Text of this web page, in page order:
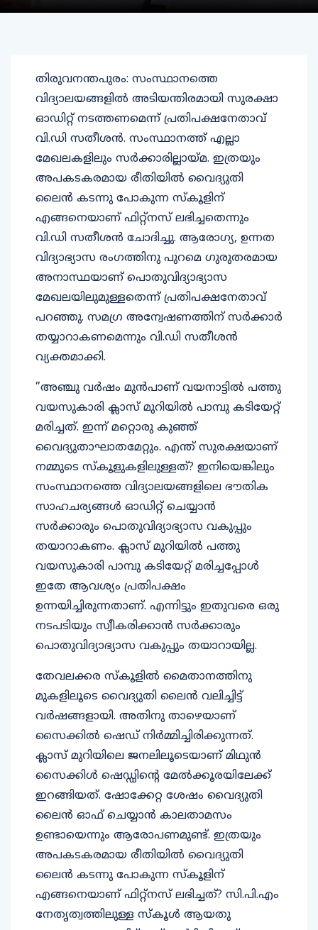
തിരുവനന്തപുരം: സംസ്ഥാനത്തെ
വിദ്യാലയങ്ങളില്‍ അടിയന്തിരമായി സുരക്ഷാ
ഓഡിറ്റ് നടത്തണമെന്ന് പ്രതിപക്ഷനേതാവ്
വി.ഡി സതീശന്‍. സംസ്ഥാനത്ത് എല്ലാ
മേഖലകളിലും സര്‍ക്കാരില്ലായ്മ. ഇത്രയും
അപകടകരമായ രീതിയില്‍ വൈദ്യുതി
ലൈന്‍ കടന്നു പോകുന്ന സ്‌കൂളിന്
എങ്ങനെയാണ് ഫിറ്റ്‌നസ് ലഭിച്ചതെന്നും
വി.ഡി സതീശന്‍ ചോദിച്ചു. ആരോഗ്യ, ഉന്നത
വിദ്യാഭ്യാസ രംഗത്തിനു പുറമെ ഗുരുതരമായ
അനാസ്ഥയാണ് പൊതുവിദ്യാഭ്യാസ
മേഖലയിലുമുള്ളതെന്ന് പ്രതിപക്ഷനേതാവ്
പറഞ്ഞു. സമഗ്ര അന്വേഷണത്തിന് സര്‍ക്കാര്‍
തയ്യാറാകണമെന്നും വി.ഡി സതീശന്‍
വ്യക്തമാക്കി.
”അഞ്ചു വര്‍ഷം മുന്‍പാണ് വയനാട്ടില്‍ പത്തു
വയസുകാരി ക്ലാസ് മുറിയില്‍ പാമ്പു കടിയേറ്റ്
മരിച്ചത്. ഇന്ന് മറ്റൊരു കുഞ്ഞ്
വൈദ്യുതാഘാതമേറ്റും. എന്ത് സുരക്ഷയാണ്
നമ്മുടെ സ്‌കൂളുകളിലുള്ളത്? ഇനിയെങ്കിലും
സംസ്ഥാനത്തെ വിദ്യാലയങ്ങളിലെ ഭൗതിക
സാഹചര്യങ്ങള്‍ ഓഡിറ്റ് ചെയ്യാന്‍
സര്‍ക്കാരും പൊതുവിദ്യാഭ്യാസ വകുപ്പും
തയാറാകണം. ക്ലാസ് മുറിയില്‍ പത്തു
വയസുകാരി പാമ്പു കടിയേറ്റ് മരിച്ചപ്പോള്‍
ഇതേ ആവശ്യം പ്രതിപക്ഷം
ഉന്നയിച്ചിരുന്നതാണ്. എന്നിട്ടും ഇതുവരെ ഒരു
നടപടിയും സ്വീകരിക്കാന്‍ സര്‍ക്കാരും
പൊതുവിദ്യാഭ്യാസ വകുപ്പും തയാറായില്ല.
തേവലക്കര സ്‌കൂളില്‍ മൈതാനത്തിനു
മുകളിലൂടെ വൈദ്യുതി ലൈന്‍ വലിച്ചിട്ട്
വര്‍ഷങ്ങളായി. അതിനു താഴെയാണ്
സൈക്കില്‍ ഷെഡ് നിര്‍മ്മിച്ചിരിക്കുന്നത്.
ക്ലാസ് മുറിയിലെ ജനലിലൂടെയാണ് മിഥുന്‍
സൈക്കിള്‍ ഷെഡ്ഡിന്റെ മേല്‍ക്കൂരയിലേക്ക്
ഇറങ്ങിയത്. ഷോക്കേറ്റ ശേഷം വൈദ്യുതി
ലൈന്‍ ഓഫ് ചെയ്യാന്‍ കാലതാമസം
ഉണ്ടായെന്നും ആരോപണമുണ്ട്. ഇത്രയും
അപകടകരമായ രീതിയില്‍ വൈദ്യുതി
ലൈന്‍ കടന്നു പോകുന്ന സ്‌കൂളിന്
എങ്ങനെയാണ് ഫിറ്റ്‌നസ് ലഭിച്ചത്? സി.പി.എം
നേതൃത്വത്തിലുള്ള സ്‌കൂള്‍ ആയതു